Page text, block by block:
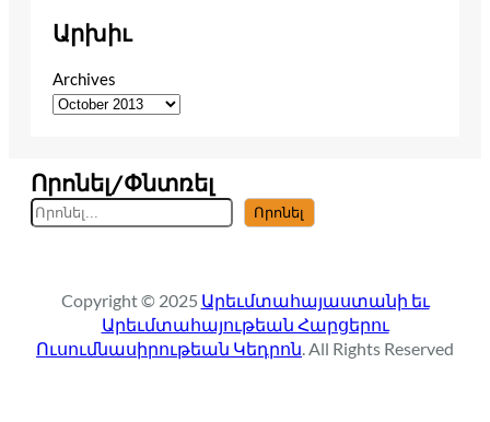
Արխիւ
Archives
Որոնել/Փնտռել
S
e
c
h
Որոնել
Copyright © 2025 Արեւմտահայաստանի եւ
Արեւմտահայութեան Հարցերու
Ուսումնասիրութեան Կեդրոն. All Rights Reserved